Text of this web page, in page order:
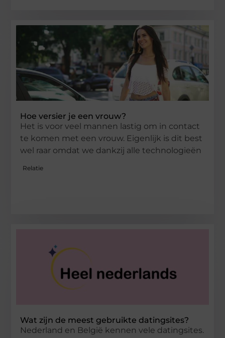
Hoe versier je een vrouw?
Het is voor veel mannen lastig om in contact
te komen met een vrouw. Eigenlijk is dit best
wel raar omdat we dankzij alle technologieën
Relatie
Wat zijn de meest gebruikte datingsites?
Nederland en België kennen vele datingsites.